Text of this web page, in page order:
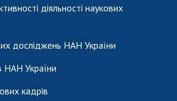
діяльності наукових
досліджень НАН України
НАН України
кадрів